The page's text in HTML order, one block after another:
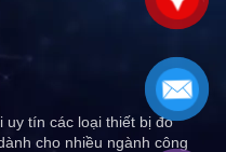
uy tín các loại thiết bị đo
cho nhiều ngành công